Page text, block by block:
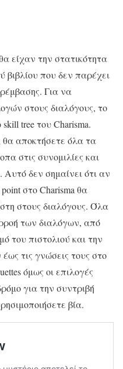
είχαν την στατικότητα
βιβλίου που δεν παρέχει
Για να
στους διαλόγους, το
tree του Charisma.
αποκτήσετε όλα τα
στις συνομιλίες και
δεν σημαίνει ότι αν
στο Charisma θα
στους διαλόγους. Όλα
των διαλόγων, από
του πιστολιού και την
τις γνώσεις τους στο
όμως οι επιλογές
για την συντριβή
βία.